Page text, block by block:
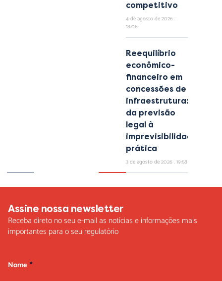
competitivo
4 de agosto de 2026
18:08
Reequilíbrio
econômico-
financeiro em
concessões de
infraestrutura:
da previsão
legal à
imprevisibilidade
prática
3 de agosto de 2026 19:58
Assine nossa newsletter
Receba direto no seu e-mail as notícias e informações mais
importantes para o seu regulatório
Nome